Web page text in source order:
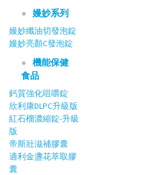
嫚妙系列
嫚妙纖油切發泡錠
嫚妙亮顏C發泡錠
機能保健
食品
鈣質強化咀嚼錠
欣利康DLPC升級版
紅石榴濃縮錠-升級
版
帝斯壯滋補膠囊
適利金盞花萃取膠
囊